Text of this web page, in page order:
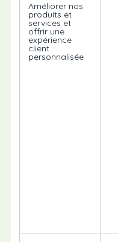
Améliorer nos
produits et
services et
offrir une
expérience
client
personnalisée